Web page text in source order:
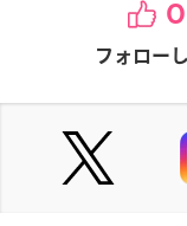
フォロー